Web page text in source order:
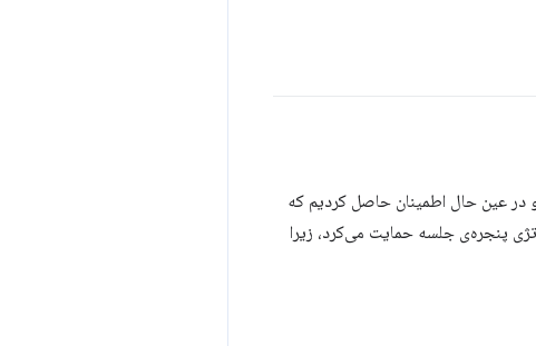
در عین حال اطمینان حاصل کردیم که
پنجره‌ی جلسه حمایت می‌کرد، زیرا